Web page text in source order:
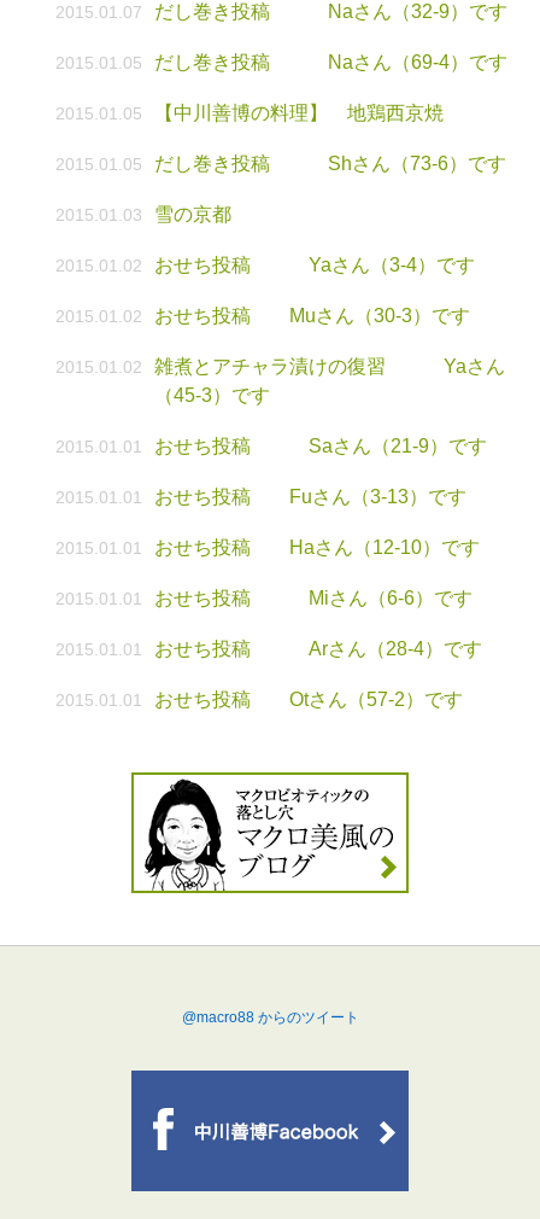
2015.01.07 だし巻き投稿 Naさん（32-9）です
2015.01.05 だし巻き投稿 Naさん（69-4）です
2015.01.05 【中川善博の料理】 地鶏西京焼
2015.01.05 だし巻き投稿 Shさん（73-6）です
2015.01.03 雪の京都
2015.01.02 おせち投稿 Yaさん（3-4）です
2015.01.02 おせち投稿 Muさん（30-3）です
2015.01.02
雑煮とアチャラ漬けの復習 Yaさん
（45-3）です
2015.01.01 おせち投稿 Saさん（21-9）です
2015.01.01 おせち投稿 Fuさん（3-13）です
2015.01.01 おせち投稿 Haさん（12-10）です
2015.01.01 おせち投稿 Miさん（6-6）です
2015.01.01 おせち投稿 Arさん（28-4）です
2015.01.01 おせち投稿 Otさん（57-2）です
@macro88 からのツイート